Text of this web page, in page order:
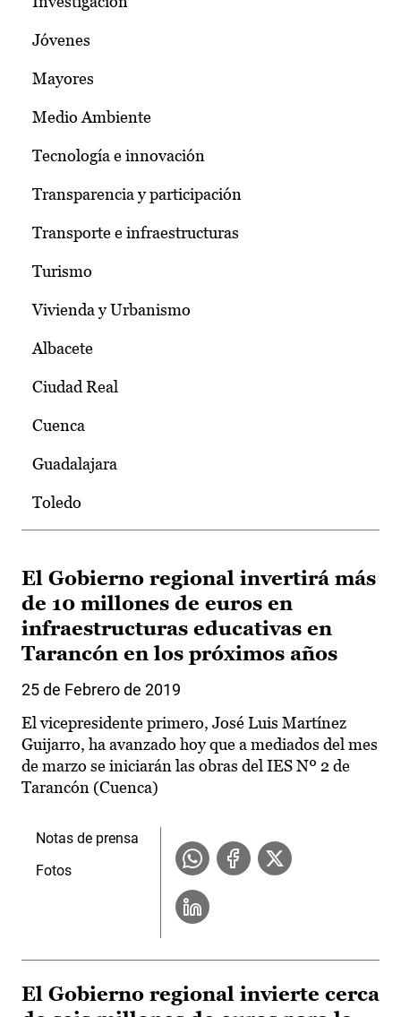
Jóvenes
Mayores
Medio Ambiente
Tecnología e innovación
Transparencia y participación
Transporte e infraestructuras
Turismo
Vivienda y Urbanismo
Albacete
Ciudad Real
Cuenca
Guadalajara
Toledo
El Gobierno regional invertirá más
de 10 millones de euros en
infraestructuras educativas en
Tarancón en los próximos años
25 de Febrero de 2019
El vicepresidente primero, José Luis Martínez
Guijarro, ha avanzado hoy que a mediados del mes
de marzo se iniciarán las obras del IES Nº 2 de
Tarancón (Cuenca)
Notas de prensa
Fotos
El Gobierno regional invierte cerca